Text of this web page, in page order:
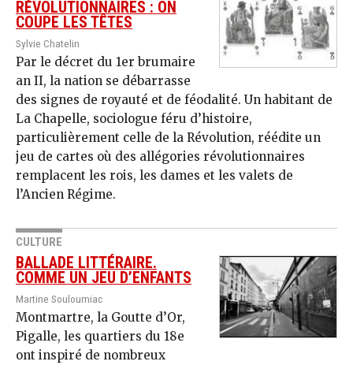
RÉVOLUTIONNAIRES : ON
COUPE LES TÊTES
Sylvie Chatelin
Par le décret du 1er brumaire
an II, la nation se débarrasse
des signes de royauté et de féodalité. Un habitant de
La Chapelle, sociologue féru d’histoire,
particulièrement celle de la Révolution, réédite un
jeu de cartes où des allégories révolutionnaires
remplacent les rois, les dames et les valets de
l’Ancien Régime.
CULTURE
BALLADE LITTÉRAIRE.
COMME UN JEU D’ENFANTS
Martine Souloumiac
Montmartre, la Goutte d’Or,
Pigalle, les quartiers du 18e
ont inspiré de nombreux